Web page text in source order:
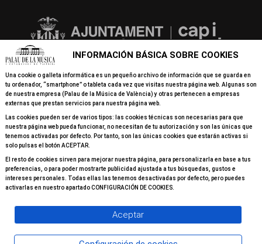
© 2026 Todos los derechos reservados Palau de la Música
INFORMACIÓN BÁSICA SOBRE COOKIES
Una cookie o galleta informática es un pequeño archivo de información que se guarda en
tu ordenador, “smartphone” o tableta cada vez que visitas nuestra página web. Algunas son
de nuestra empresa (Palau de la Música de València) y otras pertenecen a empresas
externas que prestan servicios para nuestra página web.
Las cookies pueden ser de varios tipos: las cookies técnicas son necesarias para que
nuestra página web pueda funcionar, no necesitan de tu autorización y son las únicas que
tenemos activadas por defecto. Por tanto, son las únicas cookies que estarán activas si
solo pulsas el botón ACEPTAR.
El resto de cookies sirven para mejorar nuestra página, para personalizarla en base a tus
preferencias, o para poder mostrarte publicidad ajustada a tus búsquedas, gustos e
intereses personales. Todas ellas las tenemos desactivadas por defecto, pero puedes
activarlas en nuestro apartado CONFIGURACIÓN DE COOKIES.
Aceptar